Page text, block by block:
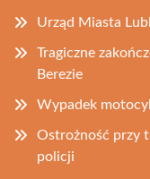
Urząd Miasta
Tragiczne
Berezie
Wypadek
Ostrożność przy
policji